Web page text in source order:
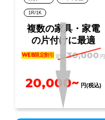
1R/1K
複数の家具・家電
の片付けに最適
WEB限定割引 定価 30,000 円
20,000~ 円(税込)